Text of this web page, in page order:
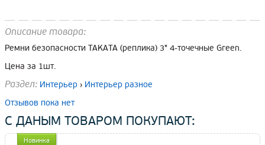
Описание товара:
Ремни безопасности TAKATA (реплика) 3" 4-точечные Green.
Цена за 1шт.
Раздел: Интерьер › Интерьер разное
Отзывов пока нет
С ДАНЫМ ТОВАРОМ ПОКУПАЮТ:
Новинка